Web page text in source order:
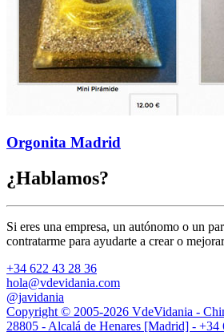
Orgonita Madrid
¿Hablamos?
Si eres una empresa, un autónomo o un
contratarme para ayudarte a crear o
+34 622 43 28 36
hola@vdevidania.com
@javidania
Copyright © 2005-2026 VdeVidania -
28805 - Alcalá de Henares [Madrid] - +34